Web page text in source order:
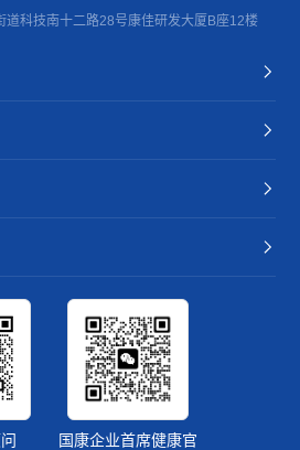
道科技南十二路28号康佳研发大厦B座12楼
国康企业首席健康官